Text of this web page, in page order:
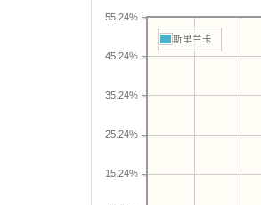
15.24%
25.24%
35.24%
45.24%
55.24%
斯里兰卡